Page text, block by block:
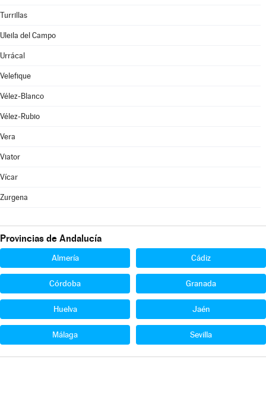
Turrillas
Uleila del Campo
Urrácal
Velefique
Vélez-Blanco
Vélez-Rubio
Vera
Viator
Vícar
Zurgena
Provincias de Andalucía
Almería Cádiz
Córdoba Granada
Huelva Jaén
Málaga Sevilla